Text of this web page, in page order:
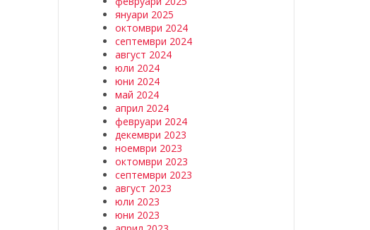
януари 2025
октомври 2024
септември 2024
август 2024
юли 2024
юни 2024
май 2024
април 2024
февруари 2024
декември 2023
ноември 2023
октомври 2023
септември 2023
август 2023
юли 2023
юни 2023